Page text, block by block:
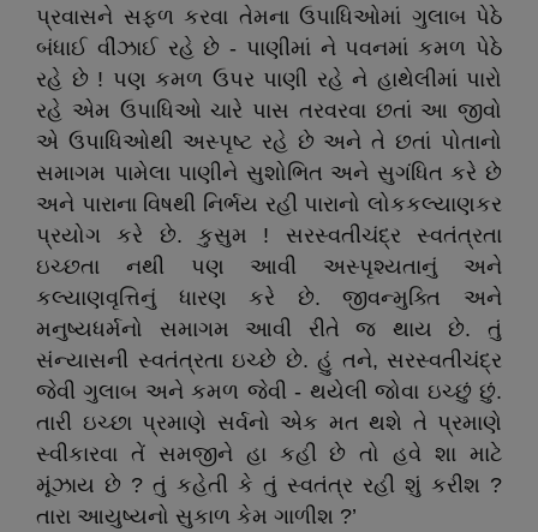
પ્રવાસને સફળ કરવા તેમના ઉપાધિઓમાં ગુલાબ પેઠે
બંધાઈ વીંઝાઈ રહે છે - પાણીમાં ને પવનમાં કમળ પેઠે
રહે છે ! પણ કમળ ઉપર પાણી રહે ને હાથેલીમાં પારો
રહે એમ ઉપાધિઓ ચારે પાસ તરવરવા છતાં આ જીવો
એ ઉપાધિઓથી અસ્પૃષ્ટ રહે છે અને તે છતાં પોતાનો
સમાગમ પામેલા પાણીને સુશોભિત અને સુગંધિત કરે છે
અને પારાના વિષથી નિર્ભય રહી પારાનો લોકકલ્યાણકર
પ્રયોગ કરે છે. કુસુમ ! સરસ્વતીચંદ્ર સ્વતંત્રતા
ઇચ્છતા નથી પણ આવી અસ્પૃશ્યતાનું અને
કલ્યાણવૃત્તિનું ધારણ કરે છે. જીવન્મુક્તિ અને
મનુષ્યધર્મનો સમાગમ આવી રીતે જ થાય છે. તું
સંન્યાસની સ્વતંત્રતા ઇચ્છે છે. હું તને, સરસ્વતીચંદ્ર
જેવી ગુલાબ અને કમળ જેવી - થયેલી જોવા ઇચ્છું છું.
તારી ઇચ્છા પ્રમાણે સર્વનો એક મત થશે તે પ્રમાણે
સ્વીકારવા તેં સમજીને હા કહી છે તો હવે શા માટે
મૂંઝાય છે ? તું કહેતી કે તું સ્વતંત્ર રહી શું કરીશ ?
તારા આયુષ્યનો સુકાળ કેમ ગાળીશ ?’